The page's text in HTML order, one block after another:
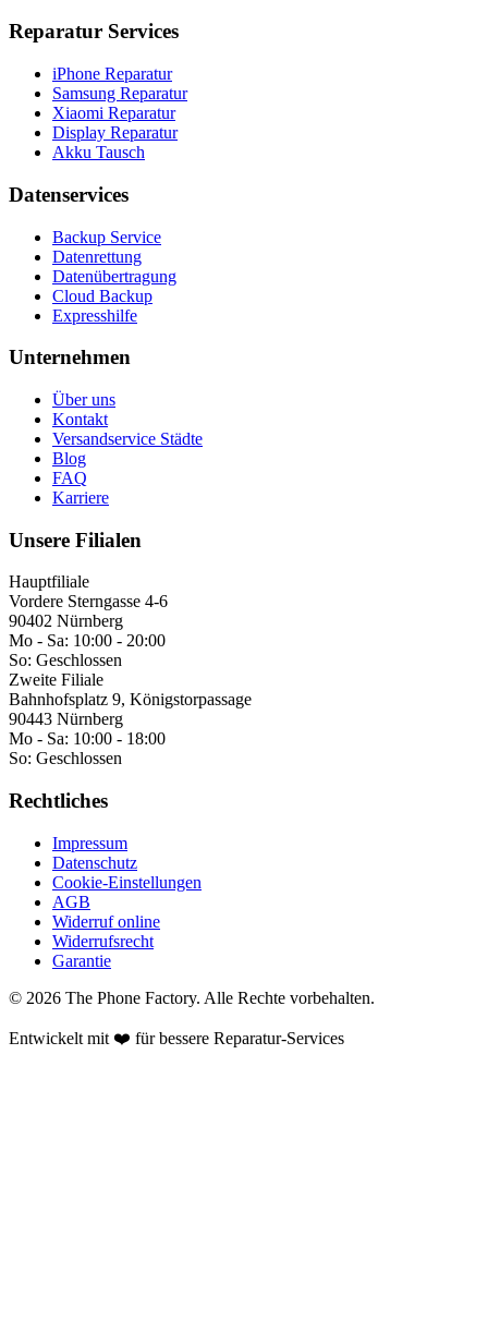
Reparatur Services
iPhone Reparatur
Samsung Reparatur
Xiaomi Reparatur
Display Reparatur
Akku Tausch
Datenservices
Backup Service
Datenrettung
Datenübertragung
Cloud Backup
Expresshilfe
Unternehmen
Über uns
Kontakt
Versandservice Städte
Blog
FAQ
Karriere
Unsere Filialen
Hauptfiliale
Vordere Sterngasse 4-6
90402 Nürnberg
Mo - Sa: 10:00 - 20:00
So: Geschlossen
Zweite Filiale
Bahnhofsplatz 9, Königstorpassage
90443 Nürnberg
Mo - Sa: 10:00 - 18:00
So: Geschlossen
Rechtliches
Impressum
Datenschutz
Cookie-Einstellungen
AGB
Widerruf online
Widerrufsrecht
Garantie
© 2026 The Phone Factory. Alle Rechte vorbehalten.
Entwickelt mit ❤️ für bessere Reparatur-Services